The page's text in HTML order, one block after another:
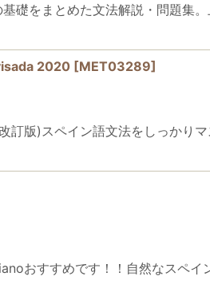
礎をまとめた文法解説・問題集
2020 [MET03289]
版)スペイン語文法をしっかり
おすすめです！！自然なスペイ